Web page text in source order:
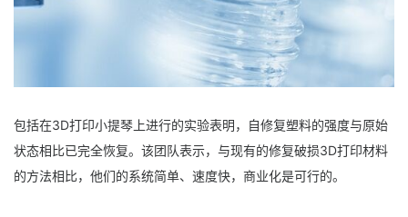
包括在3D打印小提琴上进行的实验表明，自修复塑料的强度与原始
状态相比已完全恢复。该团队表示，与现有的修复破损3D打印材料
的方法相比，他们的系统简单、速度快，商业化是可行的。